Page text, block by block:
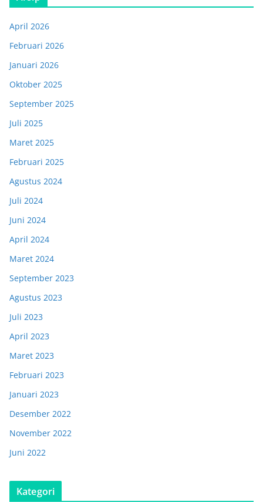
April 2026
Februari 2026
Januari 2026
Oktober 2025
September 2025
Juli 2025
Maret 2025
Februari 2025
Agustus 2024
Juli 2024
Juni 2024
April 2024
Maret 2024
September 2023
Agustus 2023
Juli 2023
April 2023
Maret 2023
Februari 2023
Januari 2023
Desember 2022
November 2022
Juni 2022
Kategori